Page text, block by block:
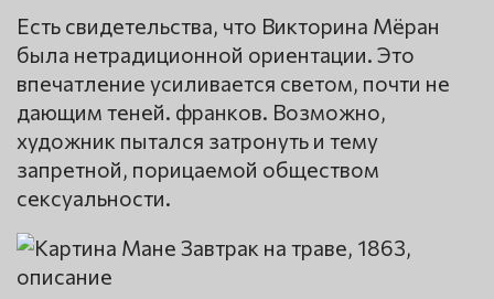
Есть свидетельства, что Викторина Мёран
была нетрадиционной ориентации. Это
впечатление усиливается светом, почти не
дающим теней. франков. Возможно,
художник пытался затронуть и тему
запретной, порицаемой обществом
сексуальности.